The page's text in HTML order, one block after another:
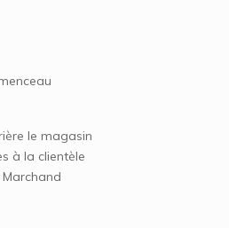
le magasin
à la clientèle